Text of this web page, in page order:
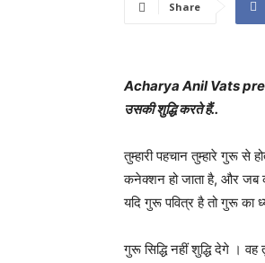
Share
Acharya Anil Vats
उसकी शुद्धि करते हैं..
तुम्हारी पहचान तुम्हारे गुरू
कनेक्शन हो जाता है, और जब
यदि गुरू पवित्र है तो गुरू का
गुरू सिद्धि नहीं शुद्धि देगे ।